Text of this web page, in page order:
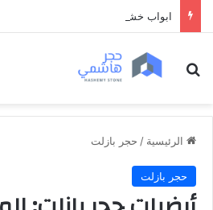
ابواب خشب داخلية فخمة
بحث عن
الرئيسية / حجر بازلت
حجر بازلت